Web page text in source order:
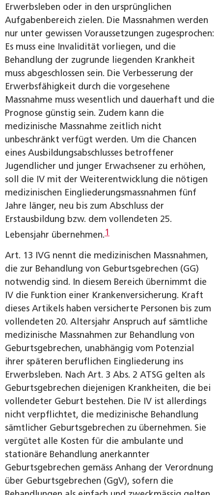
Erwerbsleben oder in den ursprünglichen
Aufgabenbereich zielen. Die Massnahmen werden
nur unter gewissen Voraussetzungen zugesprochen:
Es muss eine Invalidität vorliegen, und die
Behandlung der zugrunde liegenden Krankheit
muss abgeschlossen sein. Die Verbesserung der
Erwerbsfähigkeit durch die vorgesehene
Massnahme muss wesentlich und dauerhaft und die
Prognose günstig sein. Zudem kann die
medizinische Massnahme zeitlich nicht
unbeschränkt verfügt werden. Um die Chancen
eines Ausbildungsabschlusses betroffener
Jugendlicher und junger Erwachsener zu erhöhen,
soll die IV mit der Weiterentwicklung die nötigen
medizinischen Eingliederungsmassnahmen fünf
Jahre länger, neu bis zum Abschluss der
Erstausbildung bzw. dem vollendeten 25.
Lebensjahr übernehmen.1
Art. 13 IVG nennt die medizinischen Massnahmen,
die zur Behandlung von Geburtsgebrechen (GG)
notwendig sind. In diesem Bereich übernimmt die
IV die Funktion einer Krankenversicherung. Kraft
dieses Artikels haben versicherte Personen bis zum
vollendeten 20. Altersjahr Anspruch auf sämtliche
medizinische Massnahmen zur Behandlung von
Geburtsgebrechen, unabhängig vom Potenzial
ihrer späteren beruflichen Eingliederung ins
Erwerbsleben. Nach Art. 3 Abs. 2 ATSG gelten als
Geburtsgebrechen diejenigen Krankheiten, die bei
vollendeter Geburt bestehen. Die IV ist allerdings
nicht verpflichtet, die medizinische Behandlung
sämtlicher Geburtsgebrechen zu übernehmen. Sie
vergütet alle Kosten für die ambulante und
stationäre Behandlung anerkannter
Geburtsgebrechen gemäss Anhang der Verordnung
über Geburtsgebrechen (GgV), sofern die